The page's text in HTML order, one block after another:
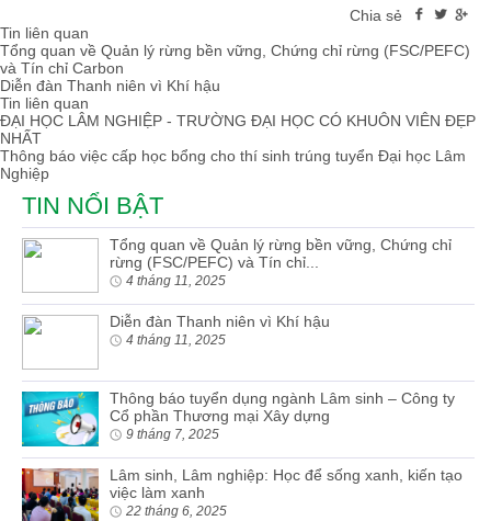
Chia sẻ
Tin liên quan
Tổng quan về Quản lý rừng bền vững, Chứng chỉ rừng (FSC/PEFC)
và Tín chỉ Carbon
Diễn đàn Thanh niên vì Khí hậu
Tin liên quan
ĐẠI HỌC LÂM NGHIỆP - TRƯỜNG ĐẠI HỌC CÓ KHUÔN VIÊN ĐẸP
NHẤT
Thông báo việc cấp học bổng cho thí sinh trúng tuyển Đại học Lâm
Nghiệp
TIN NỔI BẬT
Tổng quan về Quản lý rừng bền vững, Chứng chỉ
rừng (FSC/PEFC) và Tín chỉ...
4 tháng 11, 2025
Diễn đàn Thanh niên vì Khí hậu
4 tháng 11, 2025
Thông báo tuyển dụng ngành Lâm sinh – Công ty
Cổ phần Thương mại Xây dựng
9 tháng 7, 2025
Lâm sinh, Lâm nghiệp: Học để sống xanh, kiến tạo
việc làm xanh
22 tháng 6, 2025